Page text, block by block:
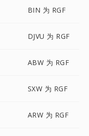
BIN 为 RGF
DJVU 为 RGF
ABW 为 RGF
SXW 为 RGF
ARW 为 RGF